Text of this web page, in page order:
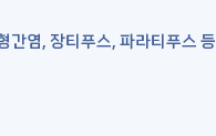
간염, 장티푸스, 파라티푸스 등